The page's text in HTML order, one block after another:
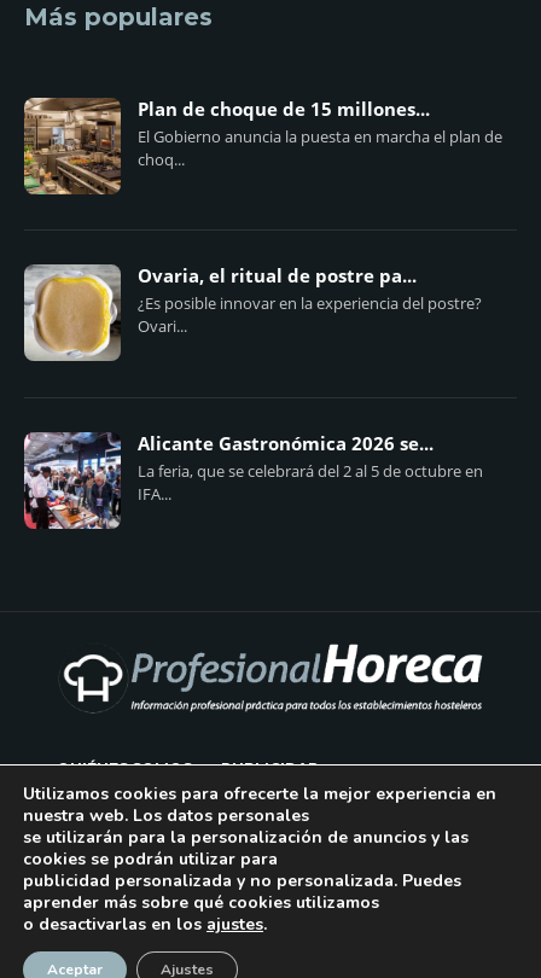
Más populares
Plan de choque de 15 millones...
El Gobierno anuncia la puesta en marcha el plan de
choq...
Ovaria, el ritual de postre pa...
¿Es posible innovar en la experiencia del postre?
Ovari...
Alicante Gastronómica 2026 se...
La feria, que se celebrará del 2 al 5 de octubre en
IFA...
QUIÉNES SOMOS PUBLICIDAD
AVISO LEGAL
POLÍTICA DE COOKIES
POLÍTICA DE PRIVACIDAD
CONTACTO
¡Suscríbase!
Utilizamos cookies para ofrecerte la mejor experiencia en
nuestra web. Los datos personales
se utilizarán para la personalización de anuncios y las
cookies se podrán utilizar para
publicidad personalizada y no personalizada. Puedes
aprender más sobre qué cookies utilizamos
o desactivarlas en los ajustes.
Aceptar Ajustes